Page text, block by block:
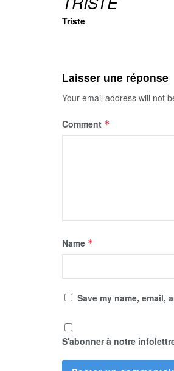
Triste
Laisser une réponse
Your email address will not
Comment *
Name *
Save my name, email,
S'abonner à notre